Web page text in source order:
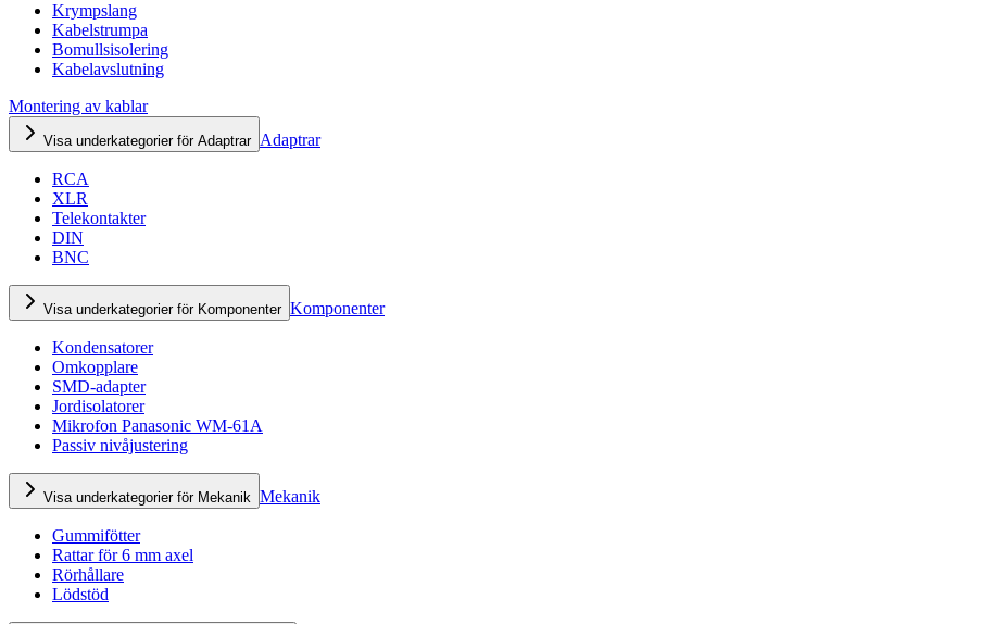
Krympslang
Kabelstrumpa
Bomullsisolering
Kabelavslutning
Montering av kablar
Visa underkategorier för Adaptrar Adaptrar
RCA
XLR
Telekontakter
DIN
BNC
Visa underkategorier för Komponenter Komponenter
Kondensatorer
Omkopplare
SMD-adapter
Jordisolatorer
Mikrofon Panasonic WM-61A
Passiv nivåjustering
Visa underkategorier för Mekanik Mekanik
Gummifötter
Rattar för 6 mm axel
Rörhållare
Lödstöd